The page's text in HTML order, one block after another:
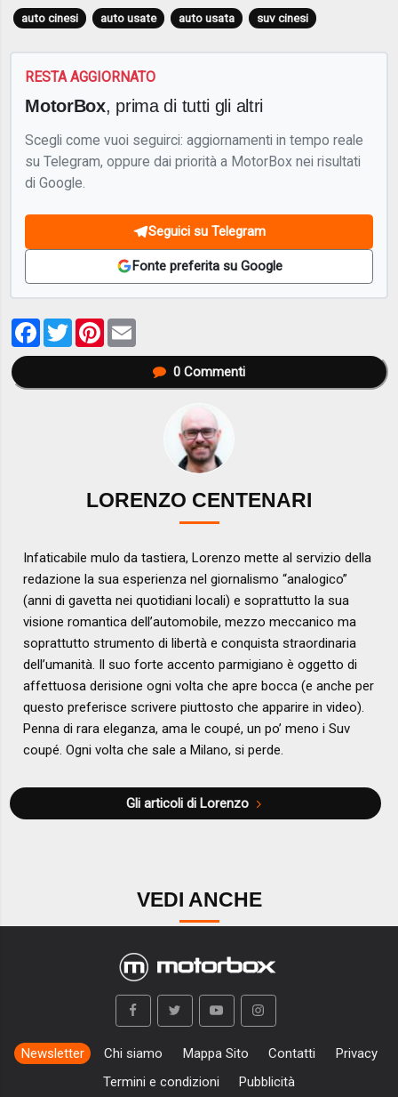
auto cinesi auto usate auto usata suv cinesi
RESTA AGGIORNATO
MotorBox, prima di tutti gli altri
Scegli come vuoi seguirci: aggiornamenti in tempo reale
su Telegram, oppure dai priorità a MotorBox nei risultati
di Google.
Seguici su Telegram
Fonte preferita su Google
Facebook
TwitterPinterest
0Commenti
LORENZO CENTENARI
Infaticabile mulo da tastiera, Lorenzo mette al servizio della
redazione la sua esperienza nel giornalismo “analogico”
(anni di gavetta nei quotidiani locali) e soprattutto la sua
visione romantica dell’automobile, mezzo meccanico ma
soprattutto strumento di libertà e conquista straordinaria
dell’umanità. Il suo forte accento parmigiano è oggetto di
affettuosa derisione ogni volta che apre bocca (e anche per
questo preferisce scrivere piuttosto che apparire in video).
Penna di rara eleganza, ama le coupé, un po’ meno i Suv
coupé. Ogni volta che sale a Milano, si perde.
Gli articoli di Lorenzo
VEDI ANCHE
Newsletter Chi siamo Mappa Sito Contatti
Privacy
Termini e condizioni
Pubblicità